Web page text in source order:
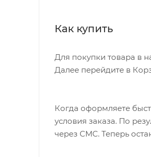
Как купить
Для покупки товара в
Далее перейдите в
Когда оформляете
условия заказа. По
через СМС. Теперь